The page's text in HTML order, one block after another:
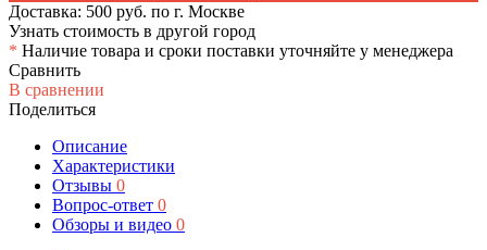
Доставка: 500 руб. по г. Москве
Узнать стоимость в другой город
* Наличие товара и сроки поставки уточняйте у менеджера
Сравнить
В сравнении
Поделиться
Описание
Характеристики
Отзывы 0
Вопрос-ответ 0
Обзоры и видео 0